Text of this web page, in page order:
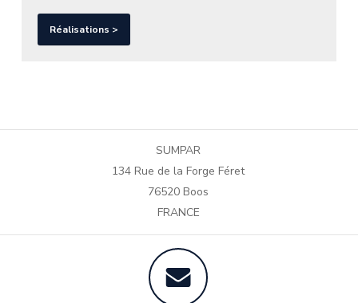
Réalisations >
SUMPAR
134 Rue de la Forge Féret
76520 Boos
FRANCE